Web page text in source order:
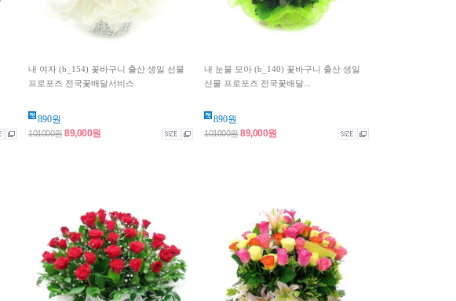
내 여자 (b_154) 꽃바구니 출산 생일 선물
프로포즈 전국꽃배달서비스
890원
101000원89,000원
내 눈물 모아 (b_140) 꽃바구니 출산 생일
선물 프로포즈 전국꽃배달...
890원
101000원89,000원